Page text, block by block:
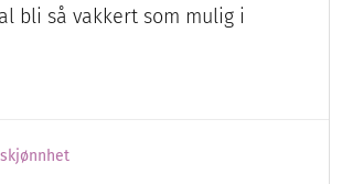
bli så vakkert som mulig i